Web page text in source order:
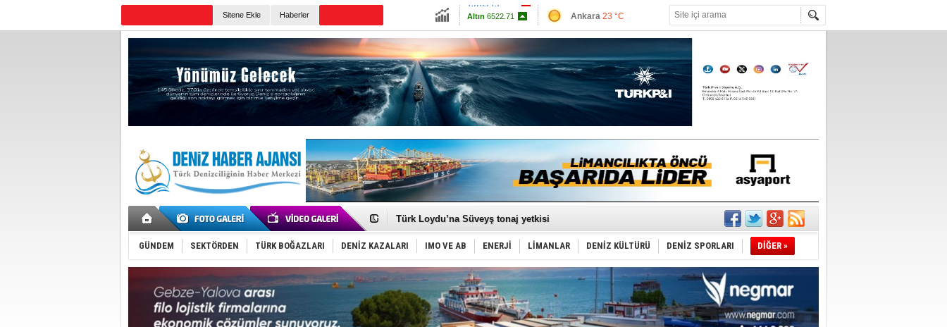
Sitene Ekle Haberler
Altın 6522.71
Euro55.0241
Ankara 23 °C
Antalya26 °C
Muğla 22 °C
Çanakkale 23 °C
Runit kubbesi okyanusun derinliklerinde halkı tehdit ediyor
Türk Loydu’na Süveyş tonaj yetkisi
Hüseyin Mengi: “Yapay Zekâ, Ustanın yerini alamaz”
Hat-San Tersanesi’nden yüzer havuza omurga: NB26
Med Marine’e yeni Römorkör!
KOSDER’den Karadeniz için ‘Çağrı’!
Kalyoncu’dan ‘Sefer’ kararı!
Tekne, su aldı: 100 yolcu, tahliye edildi
Bacasında yangın çıkan Tanker, demirletildi
Dışişleri Bakanlığı'ndan açıklama: "Takipteyiz"
GÜNDEM SEKTÖRDEN TÜRK BOĞAZLARI DENİZ KAZALARI IMO VE AB ENERJİ LİMANLAR DENİZ KÜLTÜRÜ DENİZ SPORLARI DİĞER »